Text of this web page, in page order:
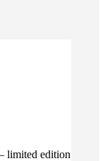
limited edition